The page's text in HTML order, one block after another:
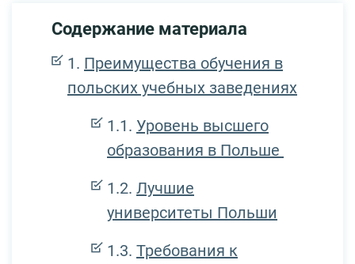
Содержание материала
Преимущества обучения в
польских учебных заведениях
Уровень высшего
образования в Польше
Лучшие
университеты Польши
Требования к